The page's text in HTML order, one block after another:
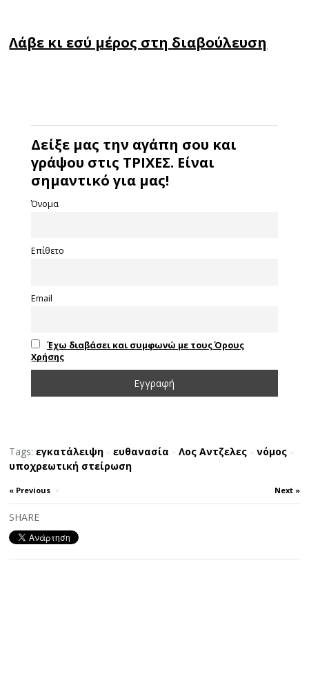
Λάβε κι εσύ μέρος στη διαβούλευση
Δείξε μας την αγάπη σου και
γράψου στις ΤΡΙΧΕΣ. Είναι
σημαντικό για μας!
Όνομα
Επίθετο
Email
Έχω διαβάσει και συμφωνώ με τους Όρους
Χρήσης
Tags:εγκατάλειψη ευθανασία Λος Αντζελες νόμος
υποχρεωτική στείρωση
« Previous × Next »
SHARE